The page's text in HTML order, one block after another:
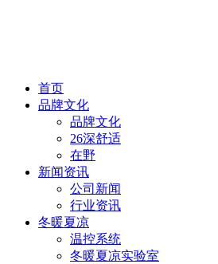
首页
品牌文化
品牌文化
26深舒适
在野
新闻资讯
公司新闻
行业资讯
冬暖夏凉
温控系统
冬暖夏凉实验室